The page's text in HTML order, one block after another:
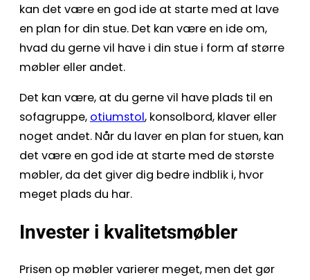
kan det være en god ide at starte med at lave
en plan for din stue. Det kan være en ide om,
hvad du gerne vil have i din stue i form af større
møbler eller andet.
Det kan være, at du gerne vil have plads til en
sofagruppe, otiumstol, konsolbord, klaver eller
noget andet. Når du laver en plan for stuen, kan
det være en god ide at starte med de største
møbler, da det giver dig bedre indblik i, hvor
meget plads du har.
Invester i kvalitetsmøbler
Prisen op møbler varierer meget, men det gør